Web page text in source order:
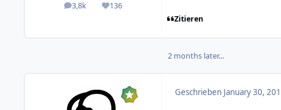
3,8k
posts 136
Reputation
Zitieren
2 months later...
Geschrieben January 30,